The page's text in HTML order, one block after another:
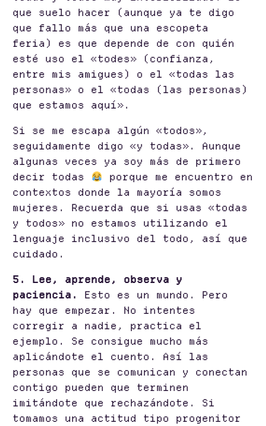
que suelo hacer (aunque ya te digo
que fallo más que una escopeta
feria) es que depende de con quién
esté uso el «todes» (confianza,
entre mis amigues) o el «todas las
personas» o el «todas (las personas)
que estamos aquí».
Si se me escapa algún «todos»,
seguidamente digo «y todas». Aunque
algunas veces ya soy más de primero
decir todas
porque me encuentro en
contextos donde la mayoría somos
mujeres. Recuerda que si usas «todas
y todos» no estamos utilizando el
lenguaje inclusivo del todo, así que
cuidado.
5. Lee, aprende, observa y
paciencia.
Esto es un mundo. Pero
hay que empezar. No intentes
corregir a nadie, practica el
ejemplo. Se consigue mucho más
aplicándote el cuento. Así las
personas que se comunican y conectan
contigo pueden que terminen
imitándote que rechazándote. Si
tomamos una actitud tipo progenitor